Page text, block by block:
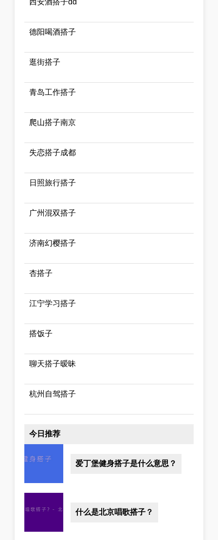
西安酒搭子dd
德阳喝酒搭子
逛街搭子
青岛工作搭子
爬山搭子南京
失恋搭子成都
日照旅行搭子
广州混双搭子
济南幻樱搭子
杏搭子
江宁学习搭子
搭饭子
聊天搭子暧昧
杭州自驾搭子
今日推荐
爱丁堡健身搭子是什么意思？
什么是北京唱歌搭子？